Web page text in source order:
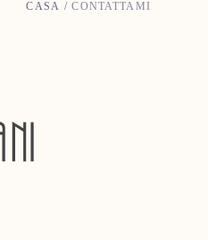
CASA / CONTATTAMI